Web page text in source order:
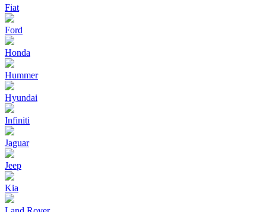
Fiat
Ford
Honda
Hummer
Hyundai
Infiniti
Jaguar
Jeep
Kia